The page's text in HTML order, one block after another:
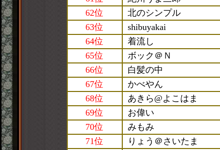
62位
北のシンプル
63位
shibuyakai
64位
着流し
65位
ボック＠Ｎ
66位
白髪の中
67位
かべやん
68位
あきら@よこはま
69位
お偉い
70位
みもみ
71位
りょう＠さいたま